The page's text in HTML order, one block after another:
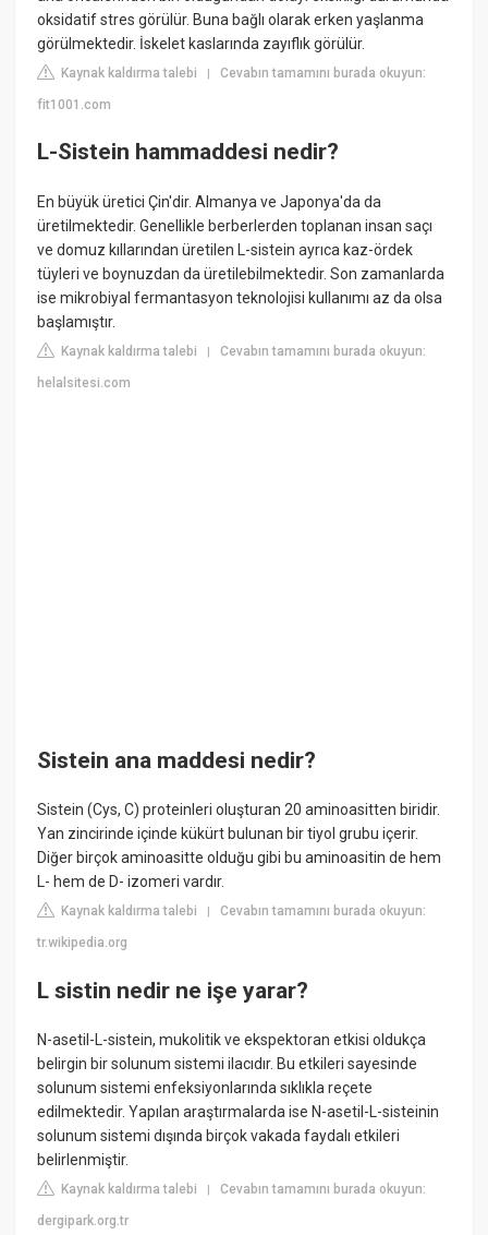
oksidatif stres görülür. Buna bağlı olarak erken yaşlanma
görülmektedir. İskelet kaslarında zayıflık görülür.
Kaynak kaldırma talebi |Cevabın tamamını burada okuyun:
fit1001.com
L-Sistein hammaddesi nedir?
En büyük üretici Çin'dir. Almanya ve Japonya'da da
üretilmektedir. Genellikle berberlerden toplanan insan saçı
ve domuz kıllarından üretilen L-sistein ayrıca kaz-ördek
tüyleri ve boynuzdan da üretilebilmektedir. Son zamanlarda
ise mikrobiyal fermantasyon teknolojisi kullanımı az da olsa
başlamıştır.
Kaynak kaldırma talebi |Cevabın tamamını burada okuyun:
helalsitesi.com
Sistein ana maddesi nedir?
Sistein (Cys, C) proteinleri oluşturan 20 aminoasitten biridir.
Yan zincirinde içinde kükürt bulunan bir tiyol grubu içerir.
Diğer birçok aminoasitte olduğu gibi bu aminoasitin de hem
L- hem de D- izomeri vardır.
Kaynak kaldırma talebi |Cevabın tamamını burada okuyun:
tr.wikipedia.org
L sistin nedir ne işe yarar?
N-asetil-L-sistein, mukolitik ve ekspektoran etkisi oldukça
belirgin bir solunum sistemi ilacıdır. Bu etkileri sayesinde
solunum sistemi enfeksiyonlarında sıklıkla reçete
edilmektedir. Yapılan araştırmalarda ise N-asetil-L-sisteinin
solunum sistemi dışında birçok vakada faydalı etkileri
belirlenmiştir.
Kaynak kaldırma talebi |Cevabın tamamını burada okuyun:
dergipark.org.tr